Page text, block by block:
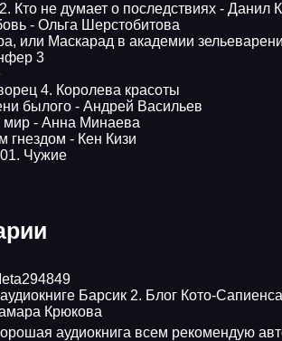
Кто не думает о последствиях - Данил
- Ольга Шерстобитова
или Маскарад в академии
3
4. Королева красоты
былого - Андрей Васильев
мир - Анна Минаева
гнездом - Кен Кизи
Чужие
аудиокниге Барсик 2. Блог Кото-
Крюкова
аудиокнига всем рекомендую